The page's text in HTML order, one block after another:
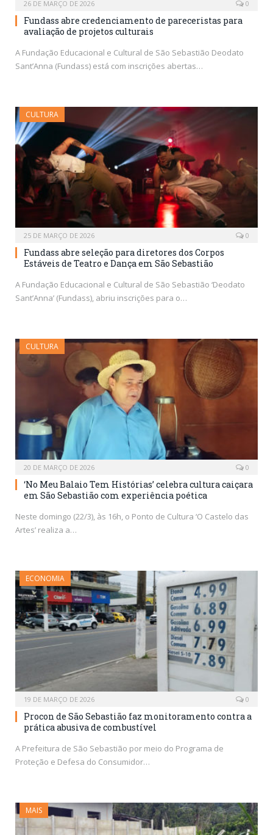
26 DE MARÇO DE 2026 0
Fundass abre credenciamento de pareceristas para
avaliação de projetos culturais
A Fundação Educacional e Cultural de São Sebastião Deodato
Sant’Anna (Fundass) está com inscrições abertas…
CULTURA
25 DE MARÇO DE 2026 0
Fundass abre seleção para diretores dos Corpos
Estáveis de Teatro e Dança em São Sebastião
A Fundação Educacional e Cultural de São Sebastião ‘Deodato
Sant’Anna’ (Fundass), abriu inscrições para o…
CULTURA
20 DE MARÇO DE 2026 0
‘No Meu Balaio Tem Histórias’ celebra cultura caiçara
em São Sebastião com experiência poética
Neste domingo (22/3), às 16h, o Ponto de Cultura ‘O Castelo das
Artes’ realiza a…
ECONOMIA
19 DE MARÇO DE 2026 0
Procon de São Sebastião faz monitoramento contra a
prática abusiva de combustível
A Prefeitura de São Sebastião por meio do Programa de
Proteção e Defesa do Consumidor…
MAIS